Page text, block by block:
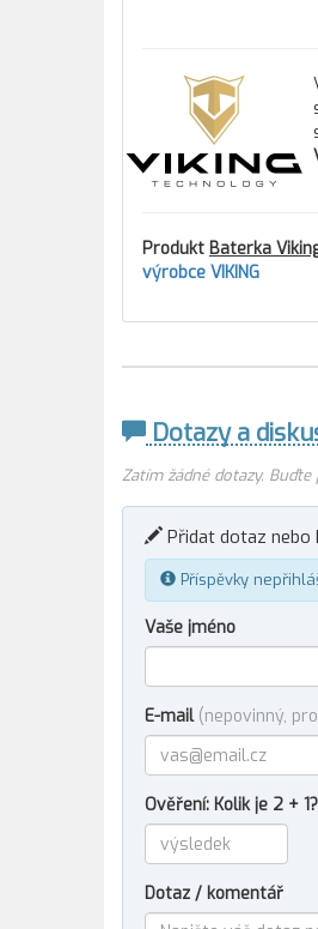
Produkt Baterka
výrobce VIKING
Dotazy a
Zatím žádné dotazy. Buďte
Přidat dotaz nebo
Příspěvky
Vaše jméno
E-mail (nepovinný,
Ověření: Kolik je 2 + 1?
Dotaz / komentář